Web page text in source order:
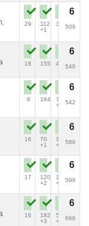
29
112
+1
33
6
509
18 155 47
6
540
8 184
71
+5
6
542
16
70
+1
128
+5
6
586
17
120
+2
109
+2
6
599
16
182
+3
54
+1
6
666